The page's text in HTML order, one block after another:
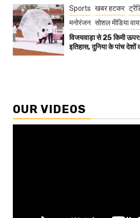
Sports खबर हटकर
मनोरंजन सोशल मीडिया
विजयवाड़ा से 25 किमी
इतिहास, दुनिया के पांच देशों
OUR VIDEOS